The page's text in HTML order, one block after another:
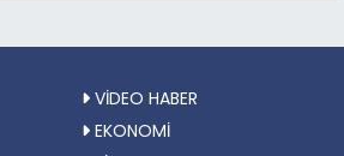
VİDEO HABER
EKONOMİ